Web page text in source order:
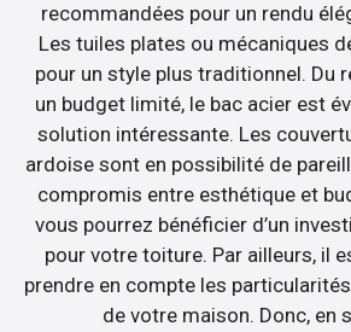
recommandées pour un rendu
Les tuiles plates ou mécaniques
pour un style plus traditionnel. Du
un budget limité, le bac acier est
solution intéressante. Les
ardoise sont en possibilité de
compromis entre esthétique et
vous pourrez bénéficier d’un
pour votre toiture. Par ailleurs, il
prendre en compte les
de votre maison. Donc, en